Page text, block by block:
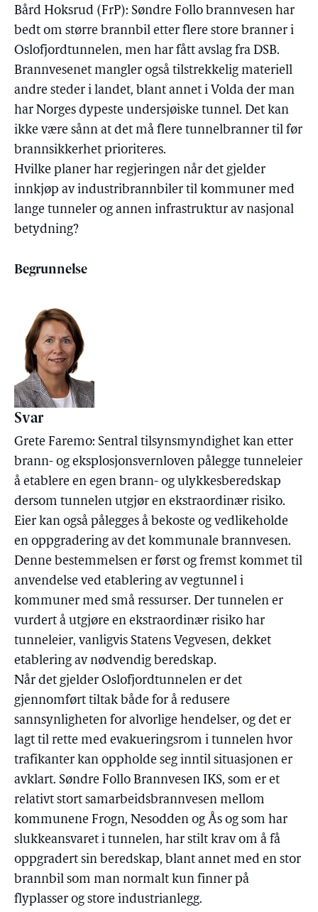
Bård Hoksrud (FrP): Søndre Follo brannvesen har
bedt om større brannbil etter flere store branner i
Oslofjordtunnelen, men har fått avslag fra DSB.
Brannvesenet mangler også tilstrekkelig materiell
andre steder i landet, blant annet i Volda der man
har Norges dypeste undersjøiske tunnel. Det kan
ikke være sånn at det må flere tunnelbranner til før
brannsikkerhet prioriteres.
Hvilke planer har regjeringen når det gjelder
innkjøp av industribrannbiler til kommuner med
lange tunneler og annen infrastruktur av nasjonal
betydning?
Begrunnelse
Svar
Grete Faremo: Sentral tilsynsmyndighet kan etter
brann- og eksplosjonsvernloven pålegge tunneleier
å etablere en egen brann- og ulykkesberedskap
dersom tunnelen utgjør en ekstraordinær risiko.
Eier kan også pålegges å bekoste og vedlikeholde
en oppgradering av det kommunale brannvesen.
Denne bestemmelsen er først og fremst kommet til
anvendelse ved etablering av vegtunnel i
kommuner med små ressurser. Der tunnelen er
vurdert å utgjøre en ekstraordinær risiko har
tunneleier, vanligvis Statens Vegvesen, dekket
etablering av nødvendig beredskap.
Når det gjelder Oslofjordtunnelen er det
gjennomført tiltak både for å redusere
sannsynligheten for alvorlige hendelser, og det er
lagt til rette med evakueringsrom i tunnelen hvor
trafikanter kan oppholde seg inntil situasjonen er
avklart. Søndre Follo Brannvesen IKS, som er et
relativt stort samarbeidsbrannvesen mellom
kommunene Frogn, Nesodden og Ås og som har
slukkeansvaret i tunnelen, har stilt krav om å få
oppgradert sin beredskap, blant annet med en stor
brannbil som man normalt kun finner på
flyplasser og store industrianlegg.